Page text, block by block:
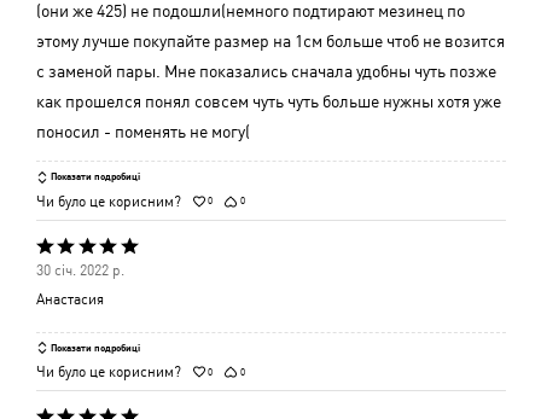
(они же 425) не подошли(немного подтирают мезинец по
этому лучше покупайте размер на 1см больше чтоб не возится
с заменой пары. Мне показались сначала удобны чуть позже
как прошелся понял совсем чуть чуть больше нужны хотя уже
поносил - поменять не могу(
Показати подробиці
Чи було це корисним? 0 0
Оцінено
5
5
30 січ. 2022 р.
Анастасия
Показати подробиці
Чи було це корисним? 0 0